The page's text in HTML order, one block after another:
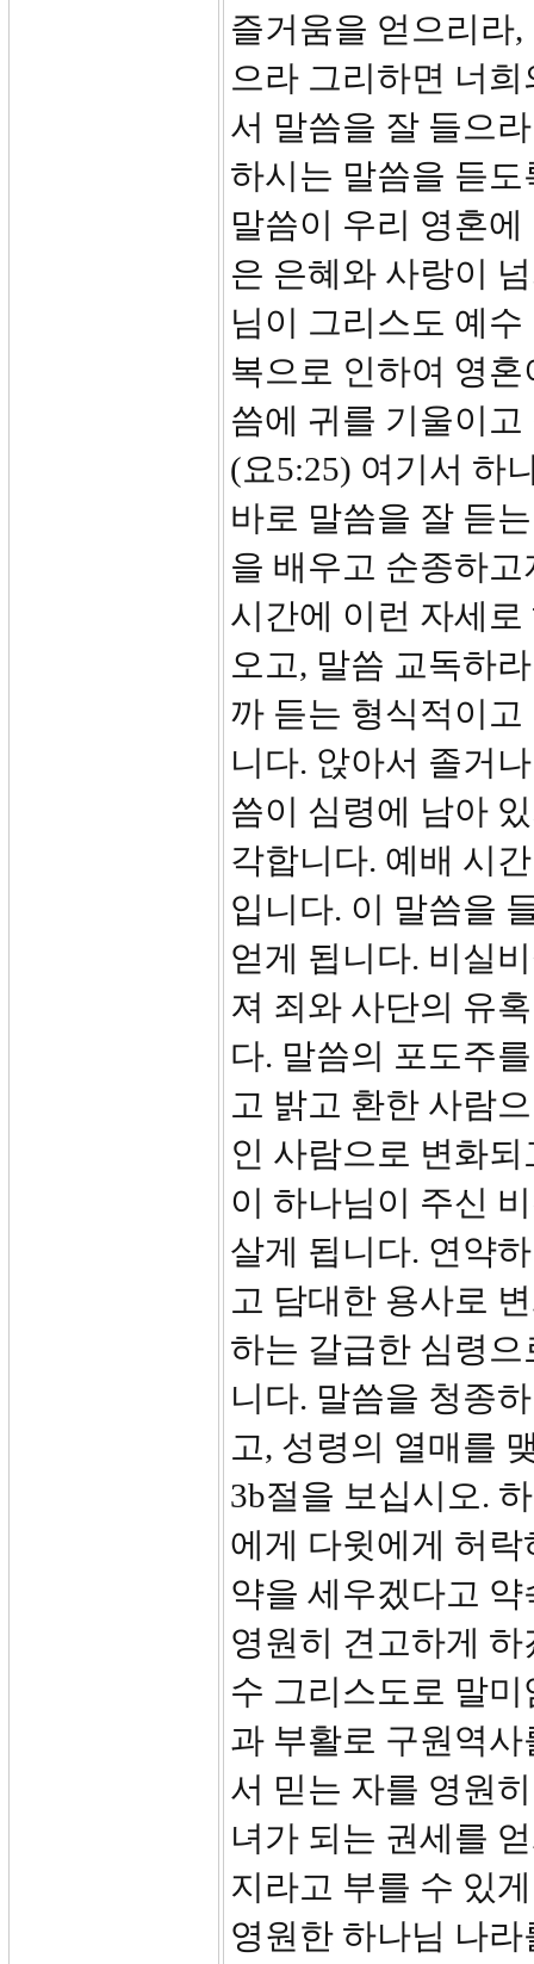
즐거움을 얻으리라
으라 그리하면 너
서 말씀을 잘 들으
하시는 말씀을 듣
말씀이 우리 영혼
은 은혜와 사랑이
님이 그리스도 예
복으로 인하여 영
씀에 귀를 기울이
(요5:25) 여기서 하
바로 말씀을 잘 듣
을 배우고 순종하
시간에 이런 자세
오고, 말씀 교독하
까 듣는 형식적이
니다. 앉아서 졸거
씀이 심령에 남아
각합니다. 예배 시
입니다. 이 말씀을
얻게 됩니다. 비실
져 죄와 사단의 유
다. 말씀의 포도주
고 밝고 환한 사람
인 사람으로 변화
이 하나님이 주신
살게 됩니다. 연약
고 담대한 용사로
하는 갈급한 심령
니다. 말씀을 청종
고, 성령의 열매를
3b절을 보십시오.
에게 다윗에게 허
약을 세우겠다고
영원히 견고하게
수 그리스도로 말
과 부활로 구원역
서 믿는 자를 영원
녀가 되는 권세를
지라고 부를 수 있
영원한 하나님 나